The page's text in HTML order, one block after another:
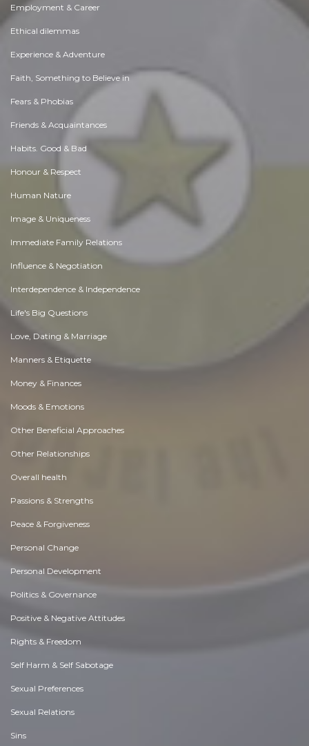
Employment & Career
Ethical dilemmas
Experience & Adventure
Faith, Something to Believe in
Fears & Phobias
Friends & Acquaintances
Habits. Good & Bad
Honour & Respect
Human Nature
Image & Uniqueness
Immediate Family Relations
Influence & Negotiation
Interdependence & Independence
Life's Big Questions
Love, Dating & Marriage
Manners & Etiquette
Money & Finances
Moods & Emotions
Other Beneficial Approaches
Other Relationships
Overall health
Passions & Strengths
Peace & Forgiveness
Personal Change
Personal Development
Politics & Governance
Positive & Negative Attitudes
Rights & Freedom
Self Harm & Self Sabotage
Sexual Preferences
Sexual Relations
Sins